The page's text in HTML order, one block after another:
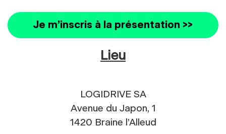
Je m’inscris à la présentation >>
Lieu
LOGIDRIVE SA
Avenue du Japon, 1
1420 Braine l’Alleud